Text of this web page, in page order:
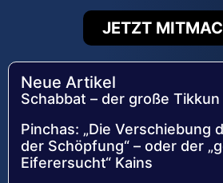
JETZT
Neue Artikel
Schabbat – der große Tikkun
Pinchas: „Die Verschiebung
der Schöpfung“ – oder der
Eiferersucht“ Kains